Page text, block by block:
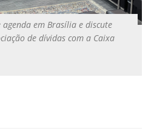
em Brasília e discute
de dívidas com a Caixa